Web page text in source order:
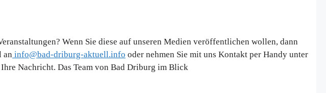
Wenn Sie diese auf unseren Medien veröffentlichen wollen, dann
an info@bad-driburg-aktuell.info oder nehmen Sie mit uns Kontakt per Handy unter
Nachricht. Das Team von Bad Driburg im Blick